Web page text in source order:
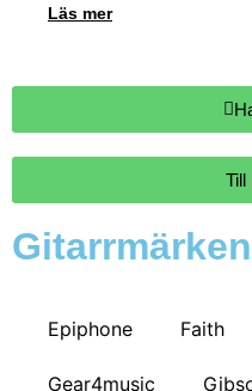
Läs mer
Till
Gitarrmärken
Epiphone Faith
Gear4music